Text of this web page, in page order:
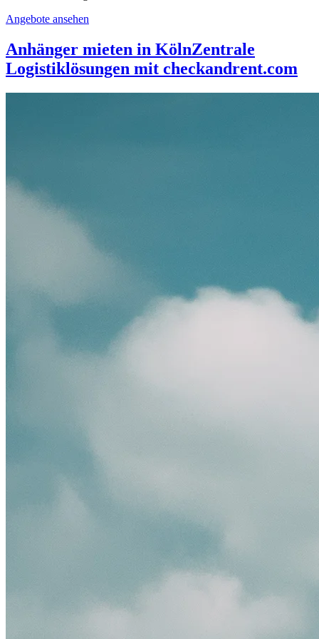
Angebote ansehen
Anhänger mieten in KölnZentrale
Logistiklösungen mit checkandrent.com